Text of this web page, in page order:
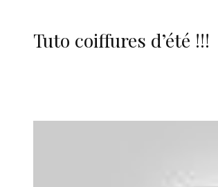
Tuto coiffures d’été !!!